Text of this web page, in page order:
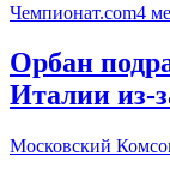
Чемпионат.com4
Орбан
Италии из-
Московский